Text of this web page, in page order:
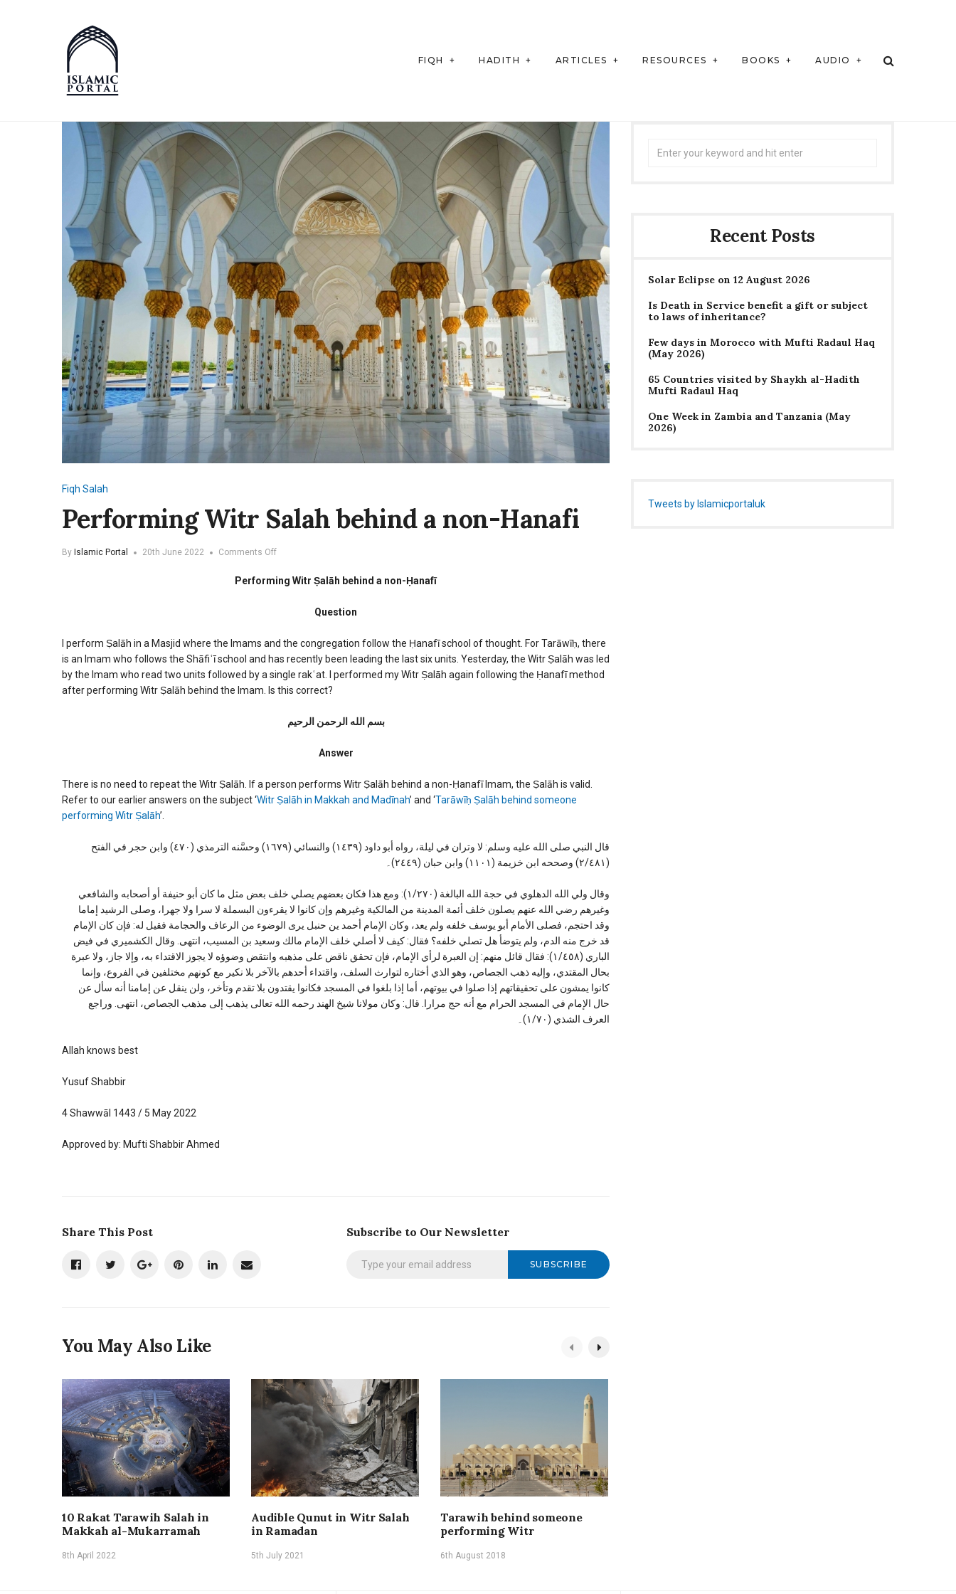
FIQH HADITH ARTICLES RESOURCES BOOKS AUDIO
Fiqh Salah
Performing Witr Salah behind a non-Hanafi
By Islamic Portal 20th June 2022 Comments Offon
Witr
Hanafi
Performing Witr Ṣalāh behind a non-Ḥanafī
Question
I perform Ṣalāh in a Masjid where the Imams and the congregation follow the Ḥanafī school of thought. For Tarāwīḥ, there
is an Imam who follows the Shāfiʿī school and has recently been leading the last six units. Yesterday, the Witr Ṣalāh was led
by the Imam who read two units followed by a single rakʿat. I performed my Witr Ṣalāh again following the Ḥanafī method
after performing Witr Ṣalāh behind the Imam. Is this correct?
بسم الله الرحمن الرحیم
Answer
There is no need to repeat the Witr Ṣalāh. If a person performs Witr Ṣalāh behind a non-Ḥanafī Imam, the Ṣalāh is valid.
Refer to our earlier answers on the subject ‘Witr Ṣalāh in Makkah and Madīnah’ and ‘Tarāwīḥ Ṣalāh behind someone
performing Witr Ṣalāh’.
قال النبي صلى الله عليه وسلم: لا وتران في ليلة، رواه أبو داود (١٤٣٩) والنسائي (١٦٧٩) وحسَّنه الترمذي (٤٧٠) وابن حجر في الفتح
(٢/٤٨١) وصححه ابن خزيمة (١١٠١) وابن حبان (٢٤٤٩)۔
وقال ولي الله الدهلوي في حجة الله البالغة (١/٢٧٠): ومع هذا فكان بعضهم يصلي خلف بعض مثل ما كان أبو حنيفة أو أصحابه والشافعي
وغيرهم رضي الله عنهم يصلون خلف أئمة المدينة من المالكية وغيرهم وإن كانوا لا يقرءون البسملة لا سرا ولا جهرا، وصلى الرشيد إماما
وقد احتجم، فصلى الأمام أبو يوسف خلفه ولم يعد، وكان الإمام أحمد ين حنبل يرى الوضوء من الرعاف والحجامة فقيل له: فإن كان الإمام
قد خرج منه الدم، ولم يتوضأ هل تصلي خلفه؟ فقال: كيف لا أصلي خلف الإمام مالك وسعيد بن المسيب، انتهى. وقال الكشميري في فيض
الباري (١/٤٥٨): فقال قائل منهم: إن العبرة لرأي الإمام، فإن تحقق ناقض على مذهبه وانتقض وضوؤه لا يجوز الاقتداء به، وإلا جاز، ولا عبرة
بحال المقتدي، وإليه ذهب الجصاص، وهو الذي أختاره لتوارث السلف، واقتداء أحدهم بالآخر بلا نكير مع كونهم مختلفين في الفروع، وإنما
كانوا يمشون على تحقيقاتهم إذا صلوا في بيوتهم، أما إذا بلغوا في المسجد فكانوا يقتدون بلا تقدم وتأخر، ولن ينقل عن إمامنا أنه سأل عن
حال الإمام في المسجد الحرام مع أنه حج مرارا. قال: وكان مولانا شيخ الهند رحمه الله تعالى يذهب إلى مذهب الجصاص، انتهى. وراجع
العرف الشذي (١/٧٠)۔
Allah knows best
Yusuf Shabbir
4 Shawwāl 1443 / 5 May 2022
Approved by: Mufti Shabbir Ahmed
Share This Post Subscribe to Our Newsletter
SUBSCRIBE
You May Also Like
10 Rakat Tarawih Salah in
Makkah al-Mukarramah
8th April 2022
Audible Qunut in Witr Salah
in Ramadan
5th July 2021
Tarawih behind someone
performing Witr
6th August 2018
Recent Posts
Solar Eclipse on 12 August 2026
Is Death in Service benefit a gift or subject
to laws of inheritance?
Few days in Morocco with Mufti Radaul Haq
(May 2026)
65 Countries visited by Shaykh al-Hadith
Mufti Radaul Haq
One Week in Zambia and Tanzania (May
2026)
Tweets by Islamicportaluk